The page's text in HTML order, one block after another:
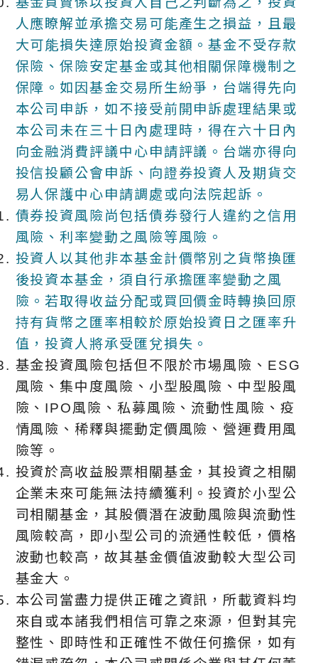
人應瞭解並承擔交易可能產生之損益，且最
大可能損失達原始投資金額。基金不受存款
保險、保險安定基金或其他相關保障機制之
保障。如因基金交易所生紛爭，台端得先向
本公司申訴，如不接受前開申訴處理結果或
本公司未在三十日內處理時，得在六十日內
向金融消費評議中心申請評議。台端亦得向
投信投顧公會申訴、向證券投資人及期貨交
易人保護中心申請調處或向法院起訴。
債券投資風險尚包括債券發行人違約之信用
風險、利率變動之風險等風險。
投資人以其他非本基金計價幣別之貨幣換匯
後投資本基金，須自行承擔匯率變動之風
險。若取得收益分配或買回價金時轉換回原
持有貨幣之匯率相較於原始投資日之匯率升
值，投資人將承受匯兌損失。
基金投資風險包括但不限於市場風險、ESG
風險、集中度風險、小型股風險、中型股風
險、IPO風險、私募風險、流動性風險、疫
情風險、稀釋與擺動定價風險、營運費用風
險等。
投資於高收益股票相關基金，其投資之相關
企業未來可能無法持續獲利。投資於小型公
司相關基金，其股價潛在波動風險與流動性
風險較高，即小型公司的流通性較低，價格
波動也較高，故其基金價值波動較大型公司
基金大。
本公司當盡力提供正確之資訊，所載資料均
來自或本諸我們相信可靠之來源，但對其完
整性、即時性和正確性不做任何擔保，如有